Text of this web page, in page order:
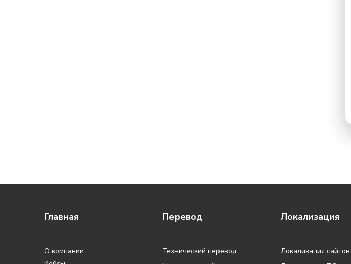
Главная
О компании
Перевод
Технический перевод
Локализация
Локализация сайтов